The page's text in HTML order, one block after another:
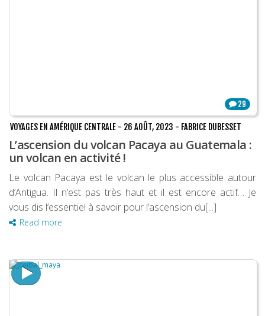
29
VOYAGES EN AMÉRIQUE CENTRALE - 26 AOÛT, 2023 - FABRICE DUBESSET
L’ascension du volcan Pacaya au Guatemala :
un volcan en activité !
Le volcan Pacaya est le volcan le plus accessible autour
d’Antigua. Il n’est pas très haut et il est encore actif… Je
vous dis l’essentiel à savoir pour l’ascension du[...]
Read more